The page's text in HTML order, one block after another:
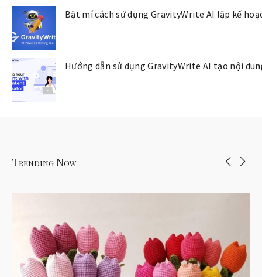
Bật mí cách sử dụng GravityWrite AI lập kế
Hướng dẫn sử dụng GravityWrite AI tạo nội
Trending Now